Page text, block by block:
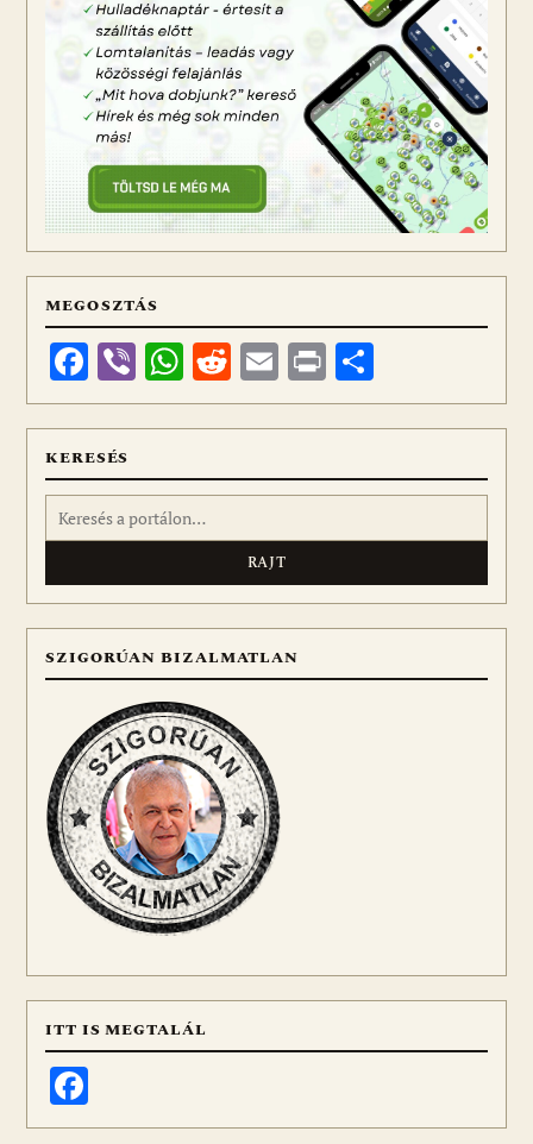
MEGOSZTÁS
Facebook
ViberWhatsApp
Reddit
Email
Print
meg
KERESÉS
Keresés:
SZIGORÚAN BIZALMATLAN
ITT IS MEGTALÁL